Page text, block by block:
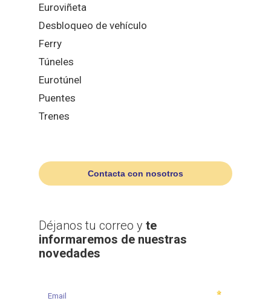
Euroviñeta
Desbloqueo de vehículo
Ferry
Túneles
Eurotúnel
Puentes
Trenes
Contacta con nosotros
Déjanos tu correo yte
informaremos de nuestras
novedades